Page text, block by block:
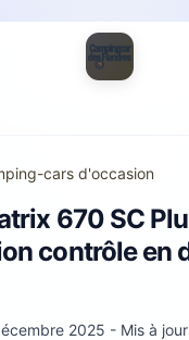
cars d'occasion
670 SC
contrôle en
2025 - Mis à